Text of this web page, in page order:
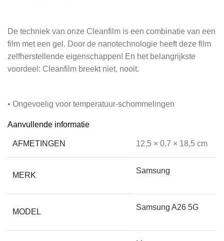
De techniek van onze Cleanfilm is een combinatie van een
film met een gel. Door de nanotechnologie heeft deze film
zelfherstellende eigenschappen! En het belangrijkste
voordeel: Cleanfilm breekt niet, nooit.
• Ongevoelig voor temperatuur-schommelingen
Het aanraakscherm van je telefoon of tablet reageert sterk
dun ook, maakt de afstand tussen vinger en scherm altijd
veel dunner is. De reactietijd van uw scherm blijft
Aanvullende informatie
AFMETINGEN 12,5 × 0,7 × 18,5 cm
MERK
Samsung
MODEL
Samsung A26 5G